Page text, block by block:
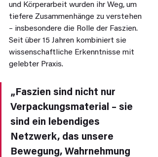
und Körperarbeit wurden ihr Weg, um
tiefere Zusammenhänge zu verstehen
– insbesondere die Rolle der Faszien.
Seit über 15 Jahren kombiniert sie
wissenschaftliche Erkenntnisse mit
gelebter Praxis.
„Faszien sind nicht nur
Verpackungsmaterial – sie
sind ein lebendiges
Netzwerk, das unsere
Bewegung, Wahrnehmung